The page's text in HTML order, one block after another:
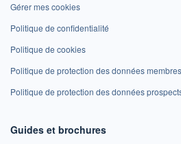
Gérer mes cookies
Politique de confidentialité
Politique de cookies
Politique de protection des données
Politique de protection des données
Guides et brochures